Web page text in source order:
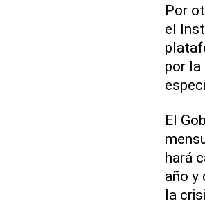
Por
el
por la
El
hará
año y
la